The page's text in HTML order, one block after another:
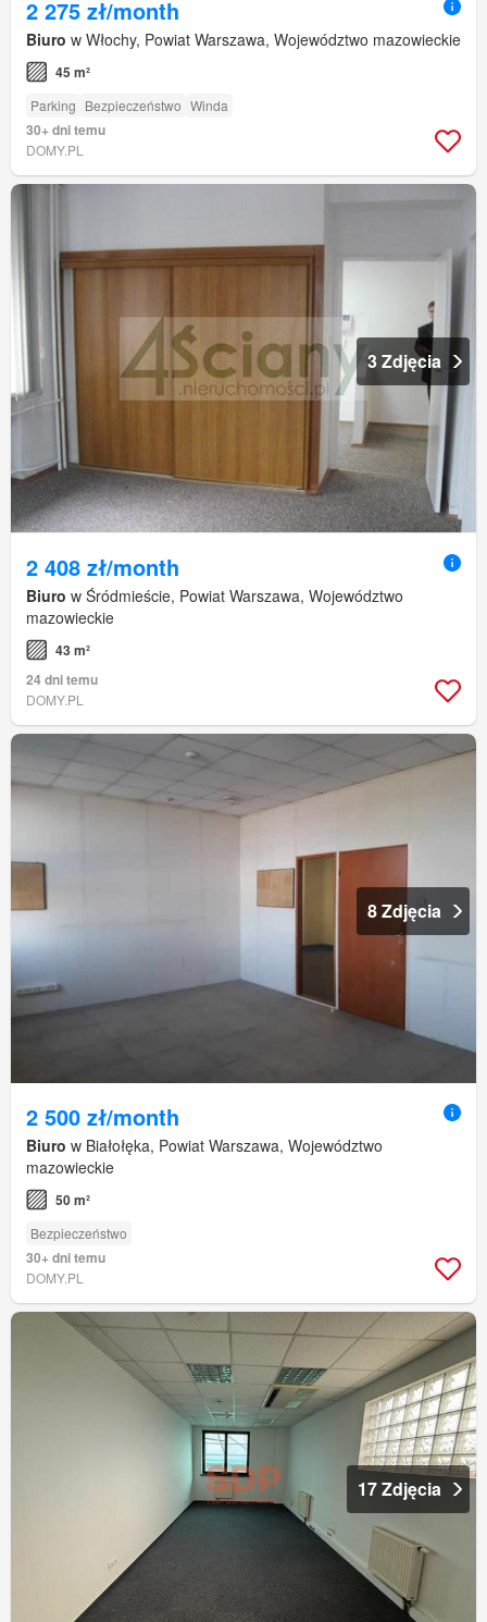
2 275 zł/month
Biuro w Włochy, Powiat Warszawa, Województwo mazowieckie
45 m²
Parking Bezpieczeństwo Winda
30+ dni temu
DOMY.PL
3 Zdjęcia
2 408 zł/month
Biuro w Śródmieście, Powiat Warszawa, Województwo
mazowieckie
43 m²
24 dni temu
DOMY.PL
8 Zdjęcia
2 500 zł/month
Biuro w Białołęka, Powiat Warszawa, Województwo
mazowieckie
50 m²
Bezpieczeństwo
30+ dni temu
DOMY.PL
17 Zdjęcia